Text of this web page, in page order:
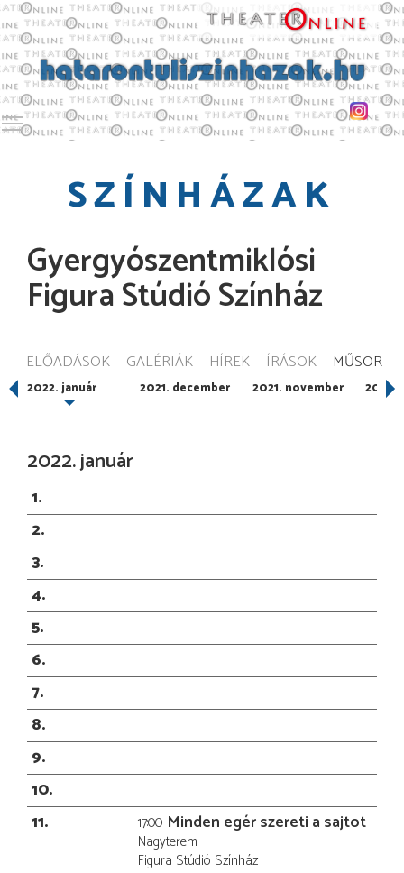
Toggle main menu visibility
SZÍNHÁZAK
Gyergyószentmiklósi
Figura Stúdió Színház
ELŐADÁSOK GALÉRIÁK HÍREK ÍRÁSOK MŰSOR
2022. január 2021. december 2021. november 2021.
2022. január
1
2
3
4
5
6
7
8
9
10
11
17:00 Minden egér szereti a sajtot
Nagyterem
Figura Stúdió Színház